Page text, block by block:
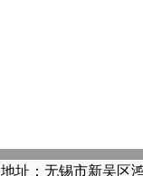
地址：无锡市新吴区